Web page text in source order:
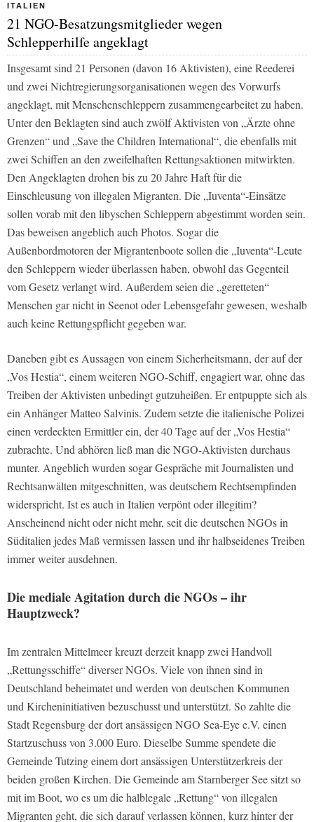
ITALIEN
21 NGO-Besatzungsmitglieder wegen
Schlepperhilfe angeklagt
Insgesamt sind 21 Personen (davon 16 Aktivisten), eine Reederei
und zwei Nichtregierungsorganisationen wegen des Vorwurfs
angeklagt, mit Menschenschleppern zusammengearbeitet zu haben.
Unter den Beklagten sind auch zwölf Aktivisten von „Ärzte ohne
Grenzen“ und „Save the Children International“, die ebenfalls mit
zwei Schiffen an den zweifelhaften Rettungsaktionen mitwirkten.
Den Angeklagten drohen bis zu 20 Jahre Haft für die
Einschleusung von illegalen Migranten. Die „Iuventa“-Einsätze
sollen vorab mit den libyschen Schleppern abgestimmt worden sein.
Das beweisen angeblich auch Photos. Sogar die
Außenbordmotoren der Migrantenboote sollen die „Iuventa“-Leute
den Schleppern wieder überlassen haben, obwohl das Gegenteil
vom Gesetz verlangt wird. Außerdem seien die „geretteten“
Menschen gar nicht in Seenot oder Lebensgefahr gewesen, weshalb
auch keine Rettungspflicht gegeben war.
Daneben gibt es Aussagen von einem Sicherheitsmann, der auf der
„Vos Hestia“, einem weiteren NGO-Schiff, engagiert war, ohne das
Treiben der Aktivisten unbedingt gutzuheißen. Er entpuppte sich als
ein Anhänger Matteo Salvinis. Zudem setzte die italienische Polizei
einen verdeckten Ermittler ein, der 40 Tage auf der „Vos Hestia“
zubrachte. Und abhören ließ man die NGO-Aktivisten durchaus
munter. Angeblich wurden sogar Gespräche mit Journalisten und
Rechtsanwälten mitgeschnitten, was deutschem Rechtsempfinden
widerspricht. Ist es auch in Italien verpönt oder illegitim?
Anscheinend nicht oder nicht mehr, seit die deutschen NGOs in
Süditalien jedes Maß vermissen lassen und ihr halbseidenes Treiben
immer weiter ausdehnen.
Die mediale Agitation durch die NGOs – ihr
Hauptzweck?
Im zentralen Mittelmeer kreuzt derzeit knapp zwei Handvoll
„Rettungsschiffe“ diverser NGOs. Viele von ihnen sind in
Deutschland beheimatet und werden von deutschen Kommunen
und Kircheninitiativen bezuschusst und unterstützt. So zahlte die
Stadt Regensburg der dort ansässigen NGO Sea-Eye e.V. einen
Startzuschuss von 3.000 Euro. Dieselbe Summe spendete die
Gemeinde Tutzing einem dort ansässigen Unterstützerkreis der
beiden großen Kirchen. Die Gemeinde am Starnberger See sitzt so
mit im Boot, wo es um die halblegale „Rettung“ von illegalen
Migranten geht, die sich darauf verlassen können, kurz hinter der